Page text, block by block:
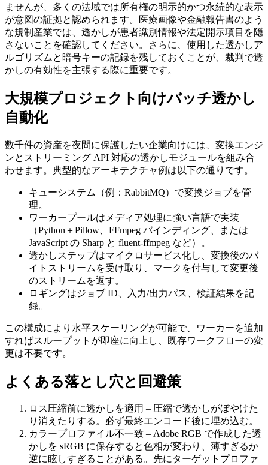
ませんが、多くの法域では所有権の明示的かつ永続的な表示
が意図の証拠と認められます。医療画像や金融報告書のよう
な規制産業では、透かしが患者識別情報や法定開示項目を隠
さないことを確認してください。さらに、使用した透かしア
ルゴリズムと暗号キーの記録を残しておくことが、裁判で透
かしの有効性を主張する際に重要です。
大規模プロジェクト向けバッチ透かし
自動化
数千件の資産を夜間に保護したい企業向けには、変換エンジ
ンとストリーミング API 対応の透かしモジュールを組み合
わせます。典型的なアーキテクチャ例は以下の通りです。
キューシステム
（例：RabbitMQ）で変換ジョブを管
理。
ワーカープールはメディア処理に強い言語で実装
（Python＋Pillow、FFmpeg バインディング、または
JavaScript の Sharp と fluent‑ffmpeg など）。
透かしステップはマイクロサービス化し、変換後のバ
イトストリームを受け取り、マークを付与して変更後
のストリームを返す。
ロギングはジョブ ID、入力/出力パス、検証結果を記
録。
この構成により水平スケーリングが可能で、ワーカーを追加
すればスループットが即座に向上し、既存ワークフローの変
更は不要です。
よくある落とし穴と回避策
ロス圧縮前に透かしを適用 – 圧縮で透かしがぼやけた
り消えたりする。必ず最終エンコード後に埋め込む。
カラープロファイル不一致 – Adobe RGB で作成した透
かしを sRGB に保存すると色相が変わり、薄すぎるか
逆に眩しすぎることがある。先にターゲットプロファ